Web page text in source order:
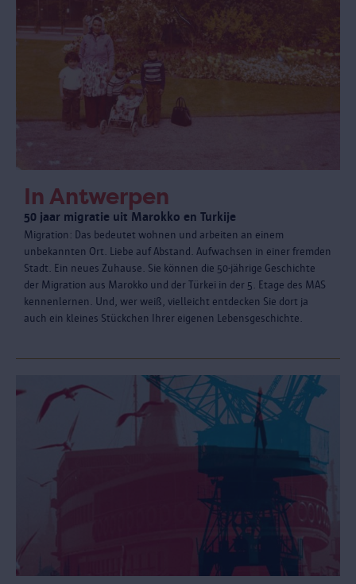
In Antwerpen
50 jaar migratie uit Marokko en Turkije
Migration: Das bedeutet wohnen und arbeiten an einem
unbekannten Ort. Liebe auf Abstand. Aufwachsen in einer fremden
Stadt. Ein neues Zuhause. Sie können die 50-jährige Geschichte
der Migration aus Marokko und der Türkei in der 5. Etage des MAS
kennenlernen. Und, wer weiß, vielleicht entdecken Sie dort ja
auch ein kleines Stückchen Ihrer eigenen Lebensgeschichte.